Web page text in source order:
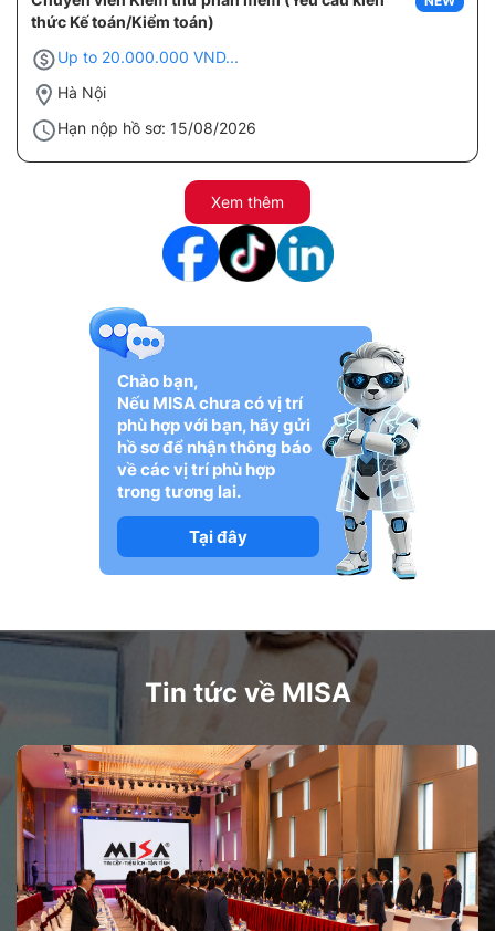
thức Kế toán/Kiểm toán)
Up to 20.000.000 VND...
Hà Nội
Hạn nộp hồ sơ: 15/08/2026
Xem thêm
Chào bạn,
Nếu MISA chưa có vị trí
phù hợp với bạn, hãy gửi
hồ sơ để nhận thông báo
về các vị trí phù hợp
trong tương lai.
Tại đây
Tin tức về MISA